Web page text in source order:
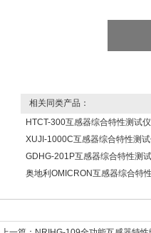
相关同类产品：
HTCT-300互感器综合特性测试仪
XUJI-1000C互感器综合特性测
GDHG-201P互感器综合特性测
奥地利OMICRON互感器综合特